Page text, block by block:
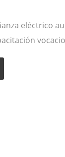
eléctrico